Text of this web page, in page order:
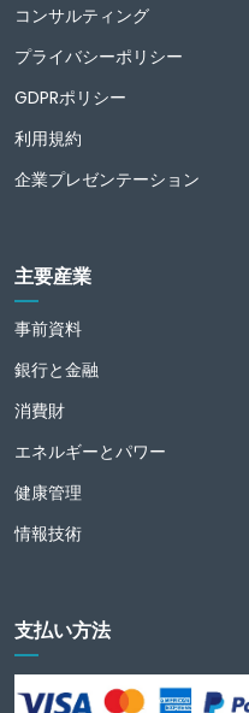
コンサルティング
プライバシーポリシー
GDPRポリシー
利用規約
企業プレゼンテーション
主要産業
事前資料
銀行と金融
消費財
エネルギーとパワー
健康管理
情報技術
支払い方法